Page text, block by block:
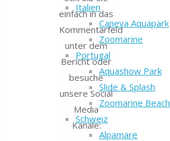
Italien
Caneva Aquapark
Zoomarine
Portugal
Aquashow Park
Slide & Splash
Zoomarine Beach
Schweiz
Alpamare
einfach in das
Kommentarfeld
unter dem
Bericht oder
besuche
unsere Social
Media
Kanäle: